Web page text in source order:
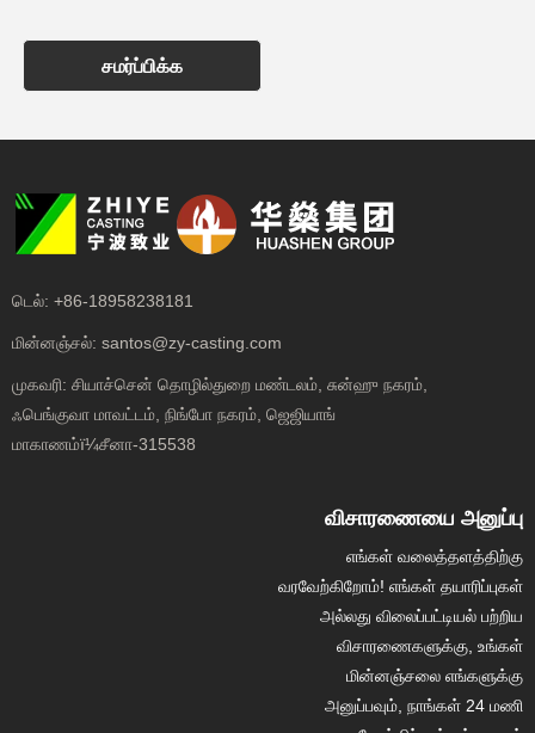
சமர்ப்பிக்க
டெல்: +86-18958238181
மின்னஞ்சல்: santos@zy-casting.com
முகவரி: சியாச்சென் தொழில்துறை மண்டலம், சுன்ஹு நகரம்,
ஃபெங்குவா மாவட்டம், நிங்போ நகரம், ஜெஜியாங்
மாகாணம்ï¼சீனா-315538
விசாரணையை அனுப்பு
எங்கள் வலைத்தளத்திற்கு
வரவேற்கிறோம்! எங்கள் தயாரிப்புகள்
அல்லது விலைப்பட்டியல் பற்றிய
விசாரணைகளுக்கு, உங்கள்
மின்னஞ்சலை எங்களுக்கு
அனுப்பவும், நாங்கள் 24 மணி